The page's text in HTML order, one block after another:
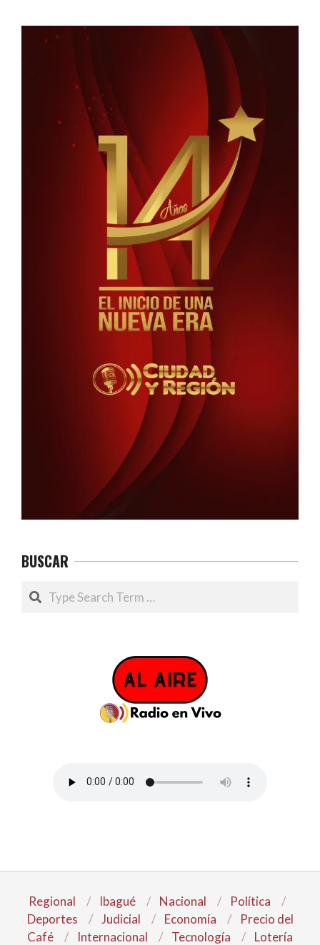
BUSCAR
Search
Regional Ibagué Nacional
Política
Deportes
Judicial Economía
Precio del
Café
Internacional Tecnología Lotería